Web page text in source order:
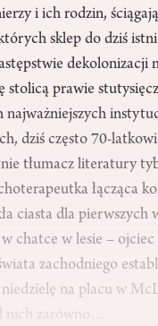
i ich rodzin,
sklep do dziś
dekolonizacji
stolicą prawie
najważniejszych
dziś często 70-
tłumacz literatury
łącząca
ciasta dla
chatce w lesie –
zachodniego
na placu w
nich zarówno…